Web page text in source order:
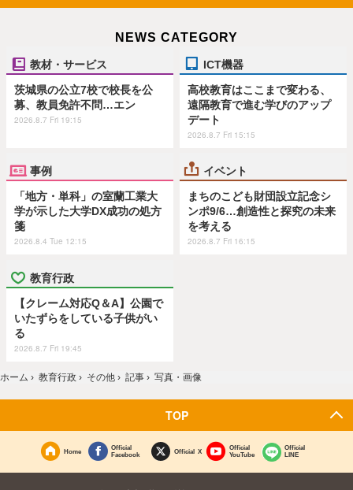
NEWS CATEGORY
教材・サービス
茨城県の公立7校で校長を公
募、教員免許不問…エン
2026.8.7 Fri 19:15
ICT機器
高校教育はここまで変わる、
遠隔教育で進む学びのアップ
デート
2026.8.7 Fri 15:15
事例
「地方・単科」の室蘭工業大
学が示した大学DX成功の処方
箋
2026.8.4 Tue 12:15
イベント
まちのこども財団設立記念シ
ンポ9/6…創造性と探究の未来
を考える
2026.8.7 Fri 16:15
教育行政
【クレーム対応Q＆A】公園で
いたずらをしている子供がい
る
2026.8.7 Fri 19:45
ホーム › 教育行政 › その他 › 記事 › 写真・画像
TOP
Home
Official
Facebook
Official X
Official
YouTube
Official
LINE